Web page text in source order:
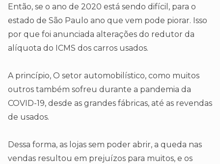
Então, se o ano de 2020 está sendo difícil, para o
estado de São Paulo ano que vem pode piorar. Isso
por que foi anunciada alterações do redutor da
alíquota do ICMS dos carros usados.
A princípio, O setor automobilístico, como muitos
outros também sofreu durante a pandemia da
COVID-19, desde as grandes fábricas, até as revendas
de usados.
Dessa forma, as lojas sem poder abrir, a queda nas
vendas resultou em prejuízos para muitos, e os